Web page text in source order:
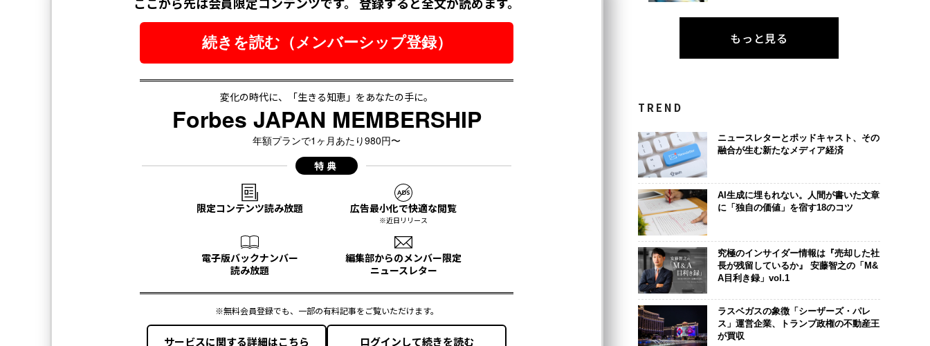
もっと見る
TREND
ニュースレターとポッドキャスト、その
融合が生む新たなメディア経済
AI生成に埋もれない。人間が書いた文章
に「独自の価値」を宿す18のコツ
究極のインサイダー情報は『売却した社
長が残留しているか』 安藤智之の「M&
A目利き録」vol.1
ラスベガスの象徴「シーザーズ・パレ
ス」運営企業、トランプ政権の不動産王
が買収